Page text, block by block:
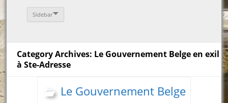
Sidebar
Category Archives: Le Gouvernement Belge en exil
à Ste-Adresse
Le Gouvernement Belge